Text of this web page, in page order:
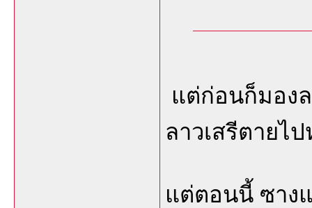
แต่ก่อนก็มอง
ลาวเสรีตายไ
แต่ตอนนี้ ซาง